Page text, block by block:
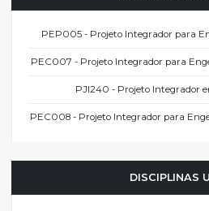
PEP005 - Projeto Integrador para
PEC007 - Projeto Integrador para
PJI240 - Projeto Integrador
PEC008 - Projeto Integrador para
DISCIPLINAS